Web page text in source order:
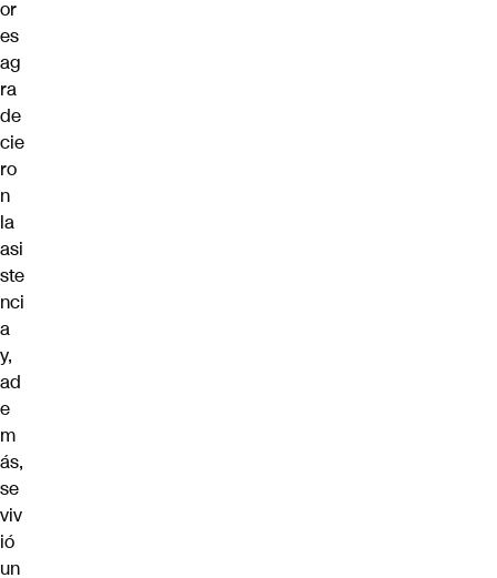
or
es
ag
ra
de
cie
ro
n
la
asi
ste
nci
a
y,
ad
e
m
ás,
se
viv
ió
un